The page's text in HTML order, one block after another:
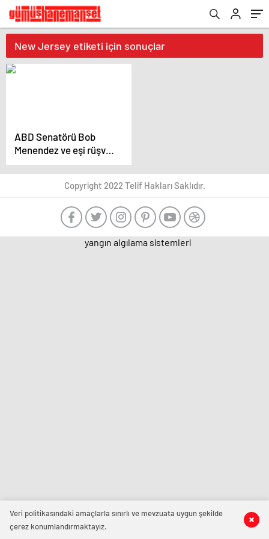
New Jersey etiketi için sonuçlar
ABD Senatörü Bob
Menendez ve eşi rüşvet
suçlamasıyla karşı
karşıya
Copyright 2022 Telif Hakları Saklıdır.
Veri politikasındaki amaçlarla sınırlı ve mevzuata uygun şekilde
çerez konumlandırmaktayız.
yangın algılama sistemleri